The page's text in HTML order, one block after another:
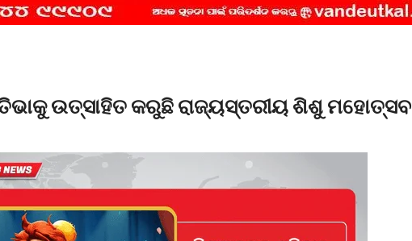
ଉତ୍ସାହିତ କରୁଛି ରାଜ୍ୟସ୍ତରୀୟ ଶିଶୁ ମହୋତ୍ସବ